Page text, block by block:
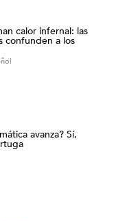
calor infernal: las
confunden a los
avanza? Sí,